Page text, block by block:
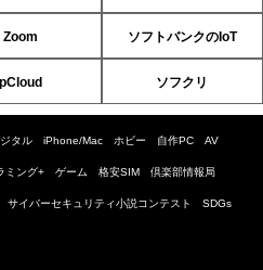
Zoom ソフトバンクのIoT
pCloud ソフクリ
タル iPhone/Mac ホビー 自作PC AV
ミング+ ゲーム 格安SIM 倶楽部情報局
サイバーセキュリティ小説コンテスト SDGs